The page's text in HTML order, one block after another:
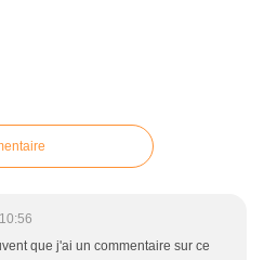
que j'ai un commentaire sur ce